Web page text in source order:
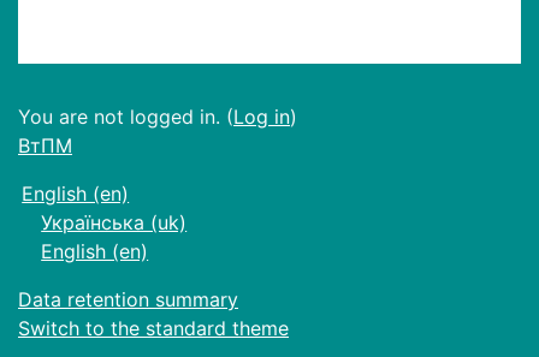
You are not logged in. (Log in)
ВтПМ
English ‎(en)‎
Українська ‎(uk)‎
English ‎(en)‎
Data retention summary
Switch to the standard theme